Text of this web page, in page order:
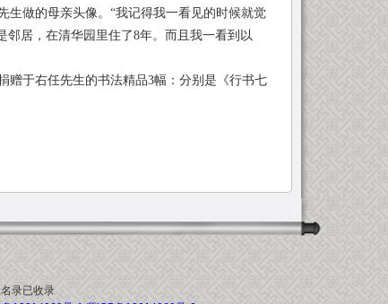
做的母亲头像。“我记得我一看见的时候就觉
居，在清华园里住了8年。而且我一看到以
于右任先生的书法精品3幅：分别是《行书七
录已收录